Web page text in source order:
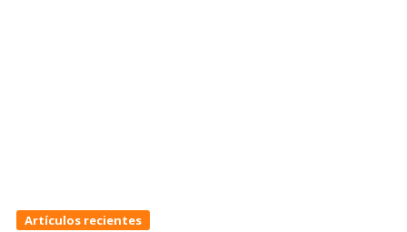
Artículos recientes